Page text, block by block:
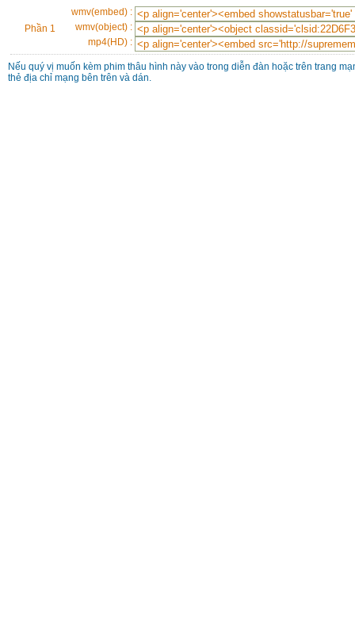
Phần 1
wmv(embed) :
wmv(object) :
mp4(HD) :
Nếu quý vị muốn kèm phim thâu hình này vào trong diễn đàn hoặc trên trang
thẻ địa chỉ mạng bên trên và dán.